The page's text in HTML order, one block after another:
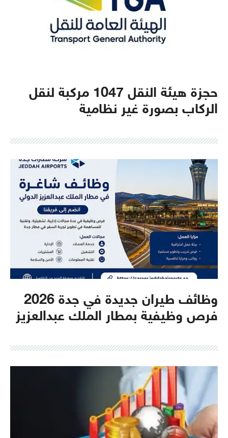
حجزة هيئة النقل 1047 مركبة لنقل
الركاب بصورة غير نظامية
وظائف طيران جديدة في جدة 2026
فرص وظيفية بمطار الملك عبدالعزيز